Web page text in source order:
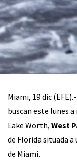
Miami, 19 dic
buscan este lunes
Lake Worth, West
de Florida situada
de Miami.